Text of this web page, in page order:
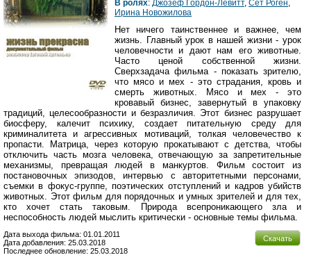
В ролях: Джозеф Гордон-Левитт, Сет Роген,
Ирина Новожилова
Нет ничего таинственнее и важнее, чем
жизнь. Главный урок в нашей жизни - урок
человечности и дают нам его животные.
Часто ценой собственной жизни.
Сверхзадача фильма - показать зрителю,
что мясо и мех - это страдания, кровь и
смерть животных. Мясо и мех - это
кровавый бизнес, завернутый в упаковку
традиций, целесообразности и безразличия. Этот бизнес разрушает
биосферу, калечит психику, создает питательную среду для
криминалитета и агрессивных мотиваций, толкая человечество к
пропасти. Матрица, через которую прокатывают с детства, чтобы
отключить часть мозга человека, отвечающую за запретительные
механизмы, превращая людей в манкуртов. Фильм состоит из
постановочных эпизодов, интервью с авторитетными персонами,
съемки в фокус-группе, поэтических отступлений и кадров убийств
животных. Этот фильм для порядочных и умных зрителей и для тех,
кто хочет стать таковым. Природа всепроникающего зла и
неспособность людей мыслить критически - основные темы фильма.
Скачать
Дата выхода фильма: 01.01.2011
Дата добавления: 25.03.2018
Последнее обновление: 25.03.2018